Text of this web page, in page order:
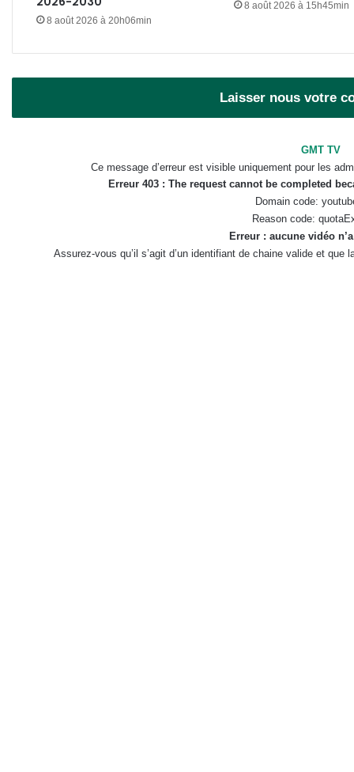
8 août 2026 à 20h06min
8 août 2026 à 15h45min
Laisser nous votre
GMT TV
Ce message d’erreur est visible uniquement pour les
Erreur 403 : The request cannot be completed
Domain code:
Reason code:
Erreur : aucune vidéo
Assurez-vous qu’il s’agit d’un identifiant de chaine valide et